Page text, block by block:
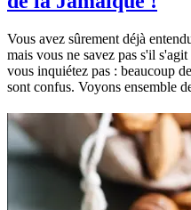
Vous avez sûrement déjà
mais vous ne savez pas s'il
vous inquiétez pas : beaucoup
sont confus. Voyons ensemble